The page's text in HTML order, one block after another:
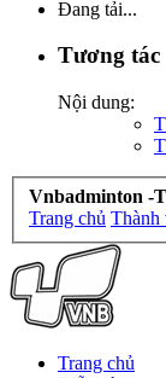
Đang tải...
Tương tác
Nội dung:
Vnbadminton -
Trang chủ Thành
Trang chủ